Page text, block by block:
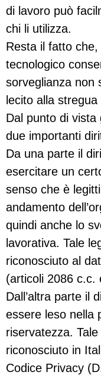
di lavoro può
chi li utilizza.
Resta il fatto
tecnologico
sorveglianza non
lecito alla
Dal punto di
due importanti
Da una parte il
esercitare un
senso che è
andamento
quindi anche lo
lavorativa. Tale
riconosciuto al
(articoli 2086 c.c.
Dall’altra parte il
essere leso nella
riservatezza.
riconosciuto in
Codice Privacy